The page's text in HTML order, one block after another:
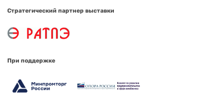
Стратегический партнер выставки
При поддержке